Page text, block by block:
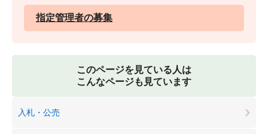
指定管理者の募集
このページを見ている人は
こんなページも見ています
入札・公売